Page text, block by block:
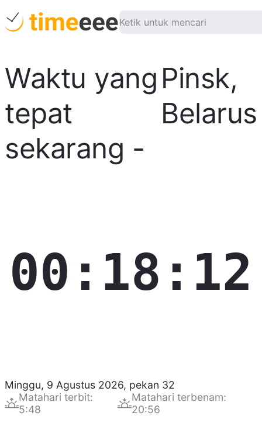
Waktu yang
tepat
sekarang -
Pinsk,
Belarus
00:18:13
Minggu, 9 Agustus 2026, pekan 32
Matahari terbit:
5:48
Matahari terbenam:
20:56